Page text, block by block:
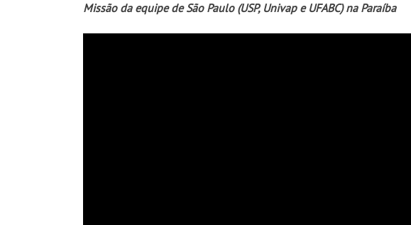
Missão da equipe de São Paulo (USP, Univap e UFABC) na Paraíba